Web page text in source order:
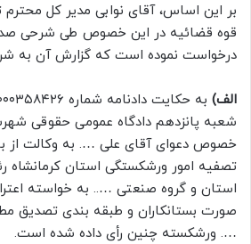
بر این اساس، آقای نوابی مدیر کل
قوه قضائیه در این خصوص طی شرحی
درخواست نموده است که گزارش آن به
الف)
شعبه پانزدهم دادگاه عمومی حقوقی
خصوص دعوای آقای علی …. به وکالت از
تصفیه امور ورشکستگی استان کرمانشاه
استان و گروه صنعتی ….. به خواسته
صورت بستانکاران و طبقه بندی تصدیق
…. ورشکسته چنین رأی داده شده است.